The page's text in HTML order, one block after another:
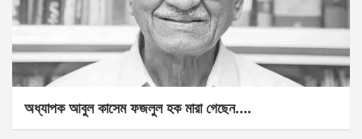
অধ্যাপক আবুল কাসেম ফজলুল হক মারা গেছেন….